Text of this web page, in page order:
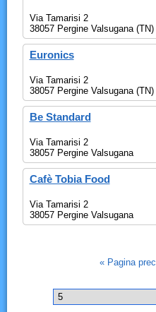
Via Tamarisi 2
38057 Pergine Valsugana (TN)
Euronics
Via Tamarisi 2
38057 Pergine Valsugana (TN)
Be Standard
Via Tamarisi 2
38057 Pergine Valsugana
Cafè Tobia Food
Via Tamarisi 2
38057 Pergine Valsugana
« Pagina